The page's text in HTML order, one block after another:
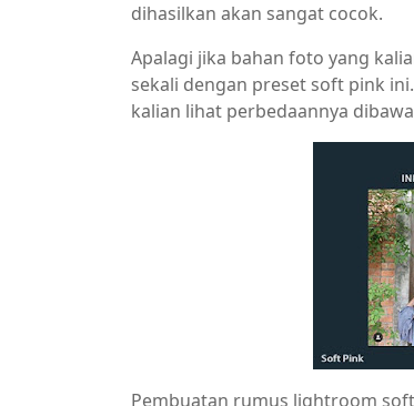
dihasilkan akan sangat cocok.
Apalagi jika bahan foto yang
sekali dengan preset soft pink
kalian lihat perbedaannya
Pembuatan rumus lightroom